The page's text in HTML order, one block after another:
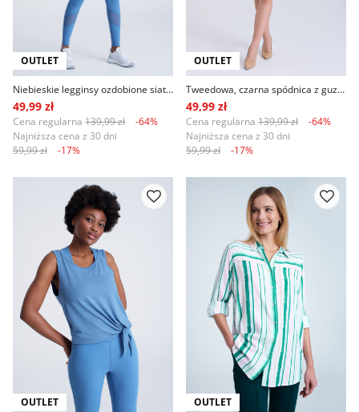
OUTLET
Niebieskie legginsy ozdobione siateczką
49,99 zł
Cena regularna 139,99 zł
-64%
Najniższa cena z 30 dni
59,99 zł
-17%
OUTLET
Tweedowa, czarna spódnica z guzikami
49,99 zł
Cena regularna 139,99 zł
-64%
Najniższa cena z 30 dni
59,99 zł
-17%
OUTLET OUTLET